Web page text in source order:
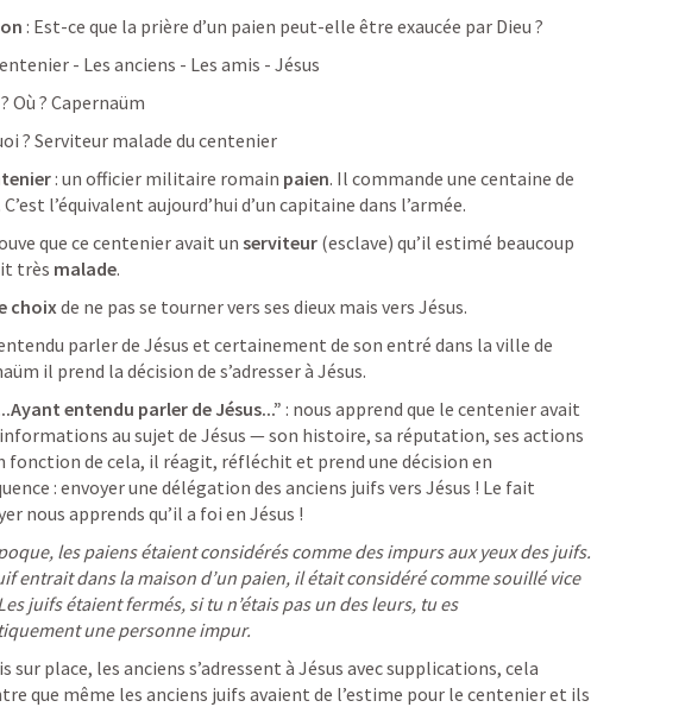
: Est-ce que la prière d’un paien peut-elle être exaucée par Dieu ?
- Les anciens - Les amis - Jésus
Où ? Capernaüm
? Serviteur malade du centenier
: un officier militaire romain paien. Il commande une centaine de
l’équivalent aujourd’hui d’un capitaine dans l’armée.
que ce centenier avait un serviteur (esclave) qu’il estimé beaucoup
très malade.
choix de ne pas se tourner vers ses dieux mais vers Jésus.
parler de Jésus et certainement de son entré dans la ville de
il prend la décision de s’adresser à Jésus.
entendu parler de Jésus...” : nous apprend que le centenier avait
informations au sujet de Jésus — son histoire, sa réputation, ses actions
fonction de cela, il réagit, réfléchit et prend une décision en
: envoyer une délégation des anciens juifs vers Jésus ! Le fait
nous apprends qu’il a foi en Jésus !
les paiens étaient considérés comme des impurs aux yeux des juifs.
entrait dans la maison d’un paien, il était considéré comme souillé vice
juifs étaient fermés, si tu n’étais pas un des leurs, tu es
une personne impur.
sur place, les anciens s’adressent à Jésus avec supplications, cela
que même les anciens juifs avaient de l’estime pour le centenier et ils